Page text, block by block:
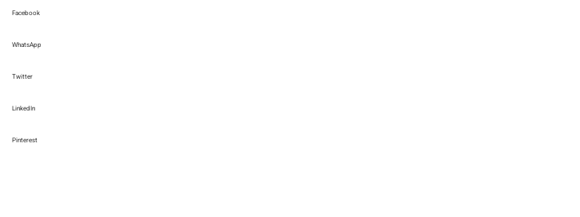
Facebook
WhatsApp
Twitter
LinkedIn
Pinterest